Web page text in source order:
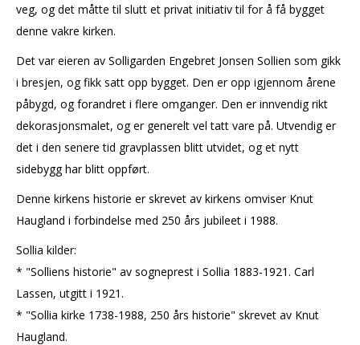
veg, og det måtte til slutt et privat initiativ til for å få bygget
denne vakre kirken.
Det var eieren av Solligarden Engebret Jonsen Sollien som gikk
i bresjen, og fikk satt opp bygget. Den er opp igjennom årene
påbygd, og forandret i flere omganger. Den er innvendig rikt
dekorasjonsmalet, og er generelt vel tatt vare på. Utvendig er
det i den senere tid gravplassen blitt utvidet, og et nytt
sidebygg har blitt oppført.
Denne kirkens historie er skrevet av kirkens omviser Knut
Haugland i forbindelse med 250 års jubileet i 1988.
Sollia kilder:
* "Solliens historie" av sogneprest i Sollia 1883-1921. Carl
Lassen, utgitt i 1921.
* "Sollia kirke 1738-1988, 250 års historie" skrevet av Knut
Haugland.